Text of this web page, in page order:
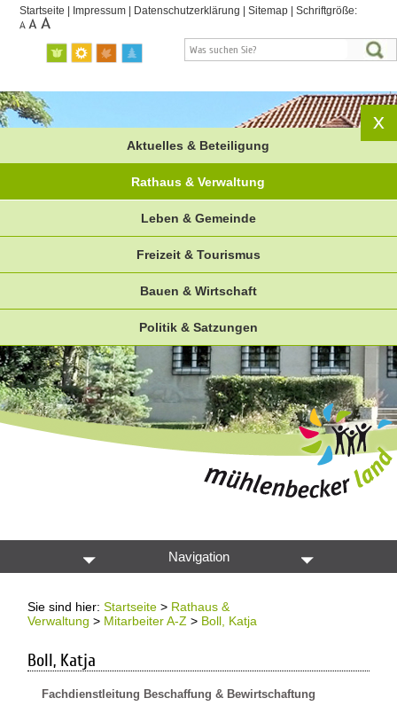
Startseite Impressum Datenschutzerklärung |Sitemap |Schriftgröße:
Aktuelles & Beteiligung
Rathaus & Verwaltung
Leben & Gemeinde
Freizeit & Tourismus
Bauen & Wirtschaft
Politik & Satzungen
Navigation
Sie sind hier:Startseite > Rathaus &
Verwaltung > Mitarbeiter A-Z > Boll, Katja
Boll, Katja
Fachdienstleitung Beschaffung & Bewirtschaftung